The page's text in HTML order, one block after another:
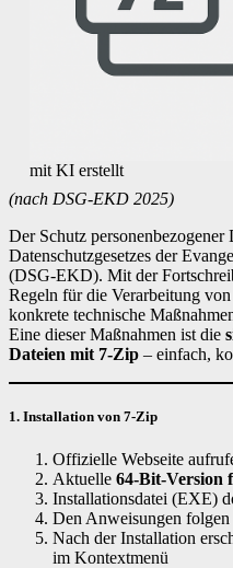
mit KI erstellt
(nach DSG-EKD 2025)
Der Schutz
Datenschutzgesetzes der
(DSG-EKD). Mit der
Regeln für die Verarbeitung
konkrete technische
Eine dieser Maßnahmen ist die
Dateien mit 7-Zip – einfach,
1. Installation von 7-Zip
Offizielle Webseite
Aktuelle 64-Bit-Version
Installationsdatei (EXE)
Den Anweisungen folgen
Nach der Installation
im Kontextmenü